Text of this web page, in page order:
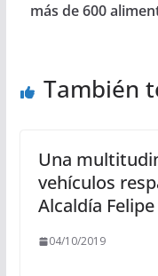
más de 600
También
Una
vehículos
Alcaldía
04/10/2019